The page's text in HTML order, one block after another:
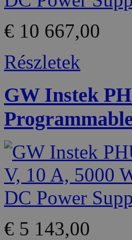
€ 10 667,00
Részletek
GW Instek
€ 5 143,00